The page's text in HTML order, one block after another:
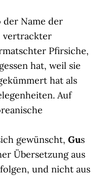
der Name der
vertrackter
Pfirsiche,
hat, weil sie
hat als
Auf
gewünscht,Gus
Übersetzung aus
und nicht aus